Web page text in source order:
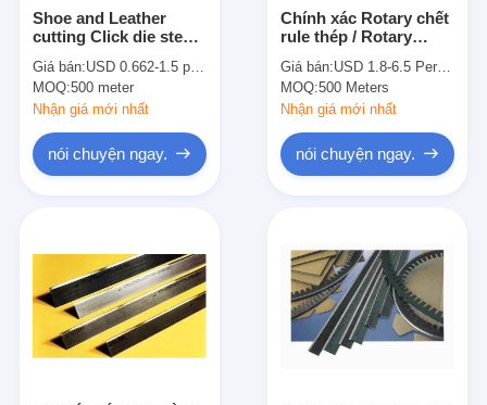
Shoe and Leather
cutting Click die steel
32x2.0 , 19x2.0mm
Giá bán:USD 0.662-1.5 per meter
MOQ:500 meter
Nhận giá mới nhất
nói chuyện ngay.
Chính xác Rotary chết
rule thép / Rotary
Diemaking
Giá bán:USD 1.8-6.5 Per meter
MOQ:500 Meters
Nhận giá mới nhất
nói chuyện ngay.